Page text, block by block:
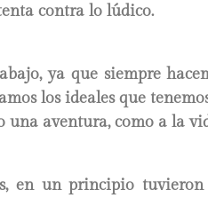
contra lo lúdico.
ya que siempre
los ideales que
una aventura, como a la
en un principio